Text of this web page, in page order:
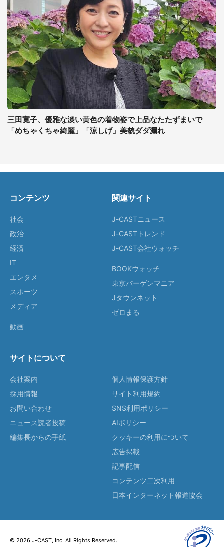
三田寛子、優雅な淡い黄色の着物姿で上品なたたずまいで
「めちゃくちゃ綺麗」「涼しげ」美貌ダダ漏れ
コンテンツ
社会
政治
経済
IT
エンタメ
スポーツ
メディア
動画
関連サイト
J-CASTニュース
J-CASTトレンド
J-CAST会社ウォッチ
BOOKウォッチ
東京バーゲンマニア
Jタウンネット
ゼロまる
サイトについて
会社案内
採用情報
お問い合わせ
ニュース読者投稿
編集長からの手紙
個人情報保護方針
サイト利用規約
SNS利用ポリシー
AIポリシー
クッキーの利用について
広告掲載
記事配信
コンテンツ二次利用
日本インターネット報道協会
© 2026 J-CAST, Inc. All Rights Reserved.